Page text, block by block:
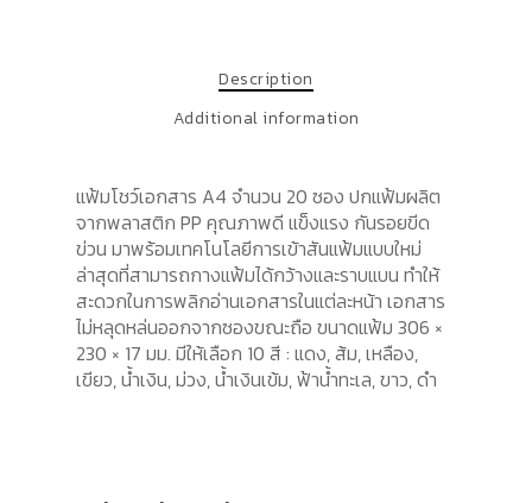
Description
Additional information
แฟ้มโชว์เอกสาร A4 จำนวน 20 ซอง ปกแฟ้มผลิต
จากพลาสติก PP คุณภาพดี แข็งแรง กันรอยขีด
ข่วน มาพร้อมเทคโนโลยีการเข้าสันแฟ้มแบบใหม่
ล่าสุดที่สามารถกางแฟ้มได้กว้างและราบแบน ทำให้
สะดวกในการพลิกอ่านเอกสารในแต่ละหน้า เอกสาร
ไม่หลุดหล่นออกจากซองขณะถือ ขนาดแฟ้ม 306 ×
230 × 17 มม. มีให้เลือก 10 สี : แดง, ส้ม, เหลือง,
เขียว, น้ำเงิน, ม่วง, น้ำเงินเข้ม, ฟ้าน้ำทะเล, ขาว, ดำ